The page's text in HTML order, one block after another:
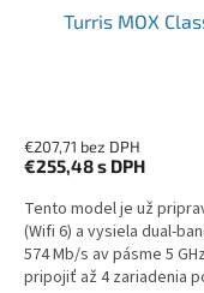
Turris MOX
€207,71 bez DPH
€255,48s DPH
Tento model je už
(Wifi 6) a vysiela dual-
574 Mb/s av pásme 5
pripojiť až 4 zariadenia